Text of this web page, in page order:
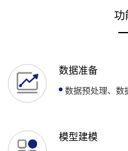
功
数据准备
数据预处理、数
模型建模